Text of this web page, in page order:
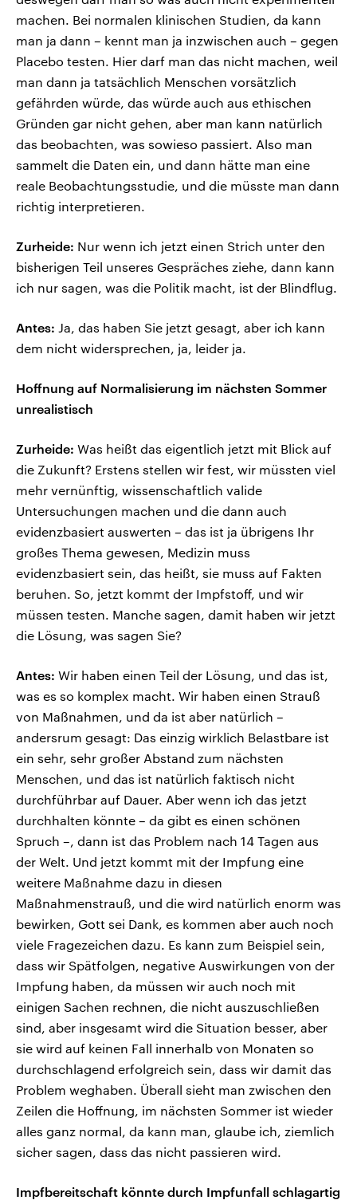
machen. Bei normalen klinischen Studien, da kann
man ja dann – kennt man ja inzwischen auch – gegen
Placebo testen. Hier darf man das nicht machen, weil
man dann ja tatsächlich Menschen vorsätzlich
gefährden würde, das würde auch aus ethischen
Gründen gar nicht gehen, aber man kann natürlich
das beobachten, was sowieso passiert. Also man
sammelt die Daten ein, und dann hätte man eine
reale Beobachtungsstudie, und die müsste man dann
richtig interpretieren.
Zurheide: Nur wenn ich jetzt einen Strich unter den
bisherigen Teil unseres Gespräches ziehe, dann kann
ich nur sagen, was die Politik macht, ist der Blindflug.
Antes: Ja, das haben Sie jetzt gesagt, aber ich kann
dem nicht widersprechen, ja, leider ja.
Hoffnung auf Normalisierung im nächsten Sommer
unrealistisch
Zurheide: Was heißt das eigentlich jetzt mit Blick auf
die Zukunft? Erstens stellen wir fest, wir müssten viel
mehr vernünftig, wissenschaftlich valide
Untersuchungen machen und die dann auch
evidenzbasiert auswerten – das ist ja übrigens Ihr
großes Thema gewesen, Medizin muss
evidenzbasiert sein, das heißt, sie muss auf Fakten
beruhen. So, jetzt kommt der Impfstoff, und wir
müssen testen. Manche sagen, damit haben wir jetzt
die Lösung, was sagen Sie?
Antes: Wir haben einen Teil der Lösung, und das ist,
was es so komplex macht. Wir haben einen Strauß
von Maßnahmen, und da ist aber natürlich –
andersrum gesagt: Das einzig wirklich Belastbare ist
ein sehr, sehr großer Abstand zum nächsten
Menschen, und das ist natürlich faktisch nicht
durchführbar auf Dauer. Aber wenn ich das jetzt
durchhalten könnte – da gibt es einen schönen
Spruch –, dann ist das Problem nach 14 Tagen aus
der Welt. Und jetzt kommt mit der Impfung eine
weitere Maßnahme dazu in diesen
Maßnahmenstrauß, und die wird natürlich enorm was
bewirken, Gott sei Dank, es kommen aber auch noch
viele Fragezeichen dazu. Es kann zum Beispiel sein,
dass wir Spätfolgen, negative Auswirkungen von der
Impfung haben, da müssen wir auch noch mit
einigen Sachen rechnen, die nicht auszuschließen
sind, aber insgesamt wird die Situation besser, aber
sie wird auf keinen Fall innerhalb von Monaten so
durchschlagend erfolgreich sein, dass wir damit das
Problem weghaben. Überall sieht man zwischen den
Zeilen die Hoffnung, im nächsten Sommer ist wieder
alles ganz normal, da kann man, glaube ich, ziemlich
sicher sagen, dass das nicht passieren wird.
Impfbereitschaft könnte durch Impfunfall schlagartig